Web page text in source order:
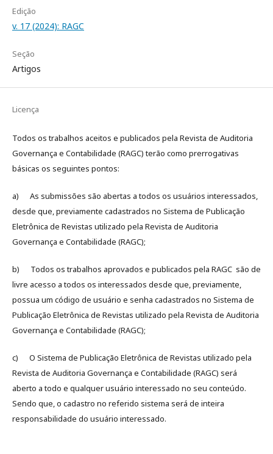
Edição
v. 17 (2024): RAGC
Seção
Artigos
Licença
Todos os trabalhos aceitos e publicados pela Revista de Auditoria
Governança e Contabilidade (RAGC) terão como prerrogativas
básicas os seguintes pontos:
a) As submissões são abertas a todos os usuários interessados,
desde que, previamente cadastrados no Sistema de Publicação
Eletrônica de Revistas utilizado pela Revista de Auditoria
Governança e Contabilidade (RAGC);
b) Todos os trabalhos aprovados e publicados pela RAGC são de
livre acesso a todos os interessados desde que, previamente,
possua um código de usuário e senha cadastrados no Sistema de
Publicação Eletrônica de Revistas utilizado pela Revista de Auditoria
Governança e Contabilidade (RAGC);
c) O Sistema de Publicação Eletrônica de Revistas utilizado pela
Revista de Auditoria Governança e Contabilidade (RAGC) será
aberto a todo e qualquer usuário interessado no seu conteúdo.
Sendo que, o cadastro no referido sistema será de inteira
responsabilidade do usuário interessado.